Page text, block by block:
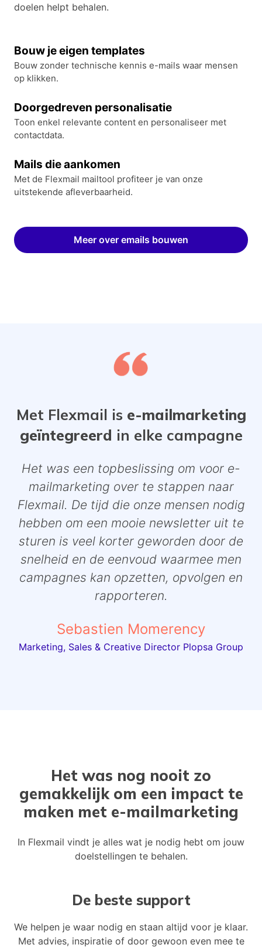
doelen helpt behalen.
Bouw je eigen templates
Bouw zonder technische kennis e-mails waar mensen
op klikken.
Doorgedreven personalisatie
Toon enkel relevante content en personaliseer met
contactdata.
Mails die aankomen
Met de Flexmail mailtool profiteer je van onze
uitstekende afleverbaarheid.
Meer over emails bouwen
Met Flexmail is e-mailmarketing
geïntegreerd in elke campagne
Het was een topbeslissing om voor e-
mailmarketing over te stappen naar
Flexmail. De tijd die onze mensen nodig
hebben om een mooie newsletter uit te
sturen is veel korter geworden door de
snelheid en de eenvoud waarmee men
campagnes kan opzetten, opvolgen en
rapporteren.
Sebastien Momerency
Marketing, Sales & Creative Director Plopsa Group
Het was nog nooit zo
gemakkelijk om een impact te
maken met e-mailmarketing
In Flexmail vindt je alles wat je nodig hebt om jouw
doelstellingen te behalen.
De beste support
We helpen je waar nodig en staan altijd voor je klaar.
Met advies, inspiratie of door gewoon even mee te